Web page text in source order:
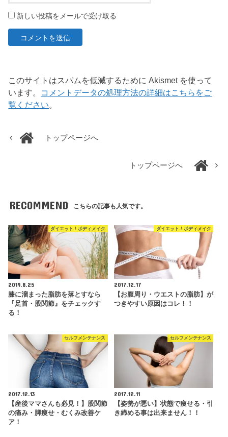
新しい投稿をメールで受け取る
このサイトはスパムを低減するために Akismet を使って
います。 コメントデータの処理方法の詳細はこちらをご
覧ください。
トップページへ
トップページへ
RECOMMEND こちらの記事も人気です。
ダイエット / ボディメイク
2019.8.25
膝に溜まった脂肪を落とすなら
『足首・股関節』をチェックす
る！
ダイエット / ボディメイク
2017.12.17
【お腹周り・ウエストの脂肪】が
つきやすい原因はコレ！！
セルフメンテナンス
2017.12.13
【産後ママさんも必見！】股関節
の痛み・脚痩せ・むくみ改善ケ
ア！
セルフメンテナンス
2017.12.11
【姿勢が悪い】状態で痩せる・引
き締める事は出来ません！！